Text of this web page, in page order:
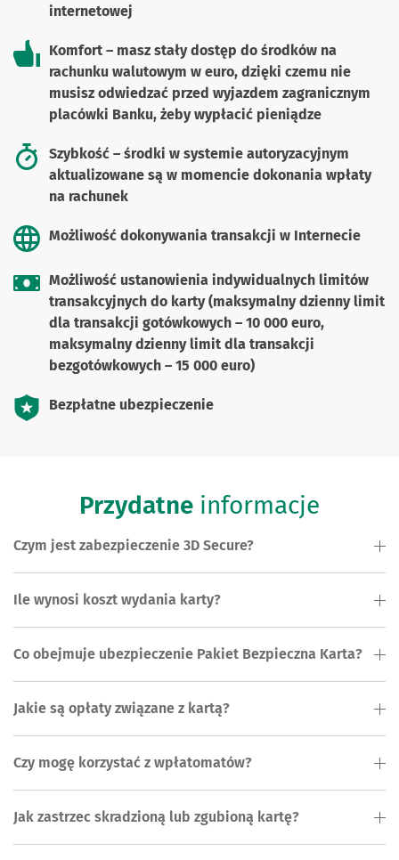
internetowej
Komfort – masz stały dostęp do środków na
rachunku walutowym w euro, dzięki czemu nie
musisz odwiedzać przed wyjazdem zagranicznym
placówki Banku, żeby wypłacić pieniądze
Szybkość – środki w systemie autoryzacyjnym
aktualizowane są w momencie dokonania wpłaty
na rachunek
Możliwość dokonywania transakcji w Internecie
Możliwość ustanowienia indywidualnych limitów
transakcyjnych do karty (maksymalny dzienny limit
dla transakcji gotówkowych – 10 000 euro,
maksymalny dzienny limit dla transakcji
bezgotówkowych – 15 000 euro)
Bezpłatne ubezpieczenie
Przydatne informacje
Czym jest zabezpieczenie 3D Secure?
Ile wynosi koszt wydania karty?
Co obejmuje ubezpieczenie Pakiet Bezpieczna Karta?
Jakie są opłaty związane z kartą?
Czy mogę korzystać z wpłatomatów?
Jak zastrzec skradzioną lub zgubioną kartę?